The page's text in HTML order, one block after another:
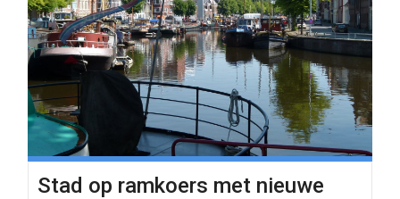
Stad op ramkoers met nieuwe